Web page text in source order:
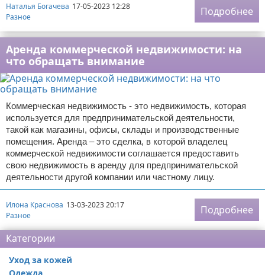
Наталья Богачева 17-05-2023 12:28
Разное
Подробнее
Аренда коммерческой недвижимости: на
что обращать внимание
Коммерческая недвижимость - это недвижимость, которая
используется для предпринимательской деятельности,
такой как магазины, офисы, склады и производственные
помещения. Аренда – это сделка, в которой владелец
коммерческой недвижимости соглашается предоставить
свою недвижимость в аренду для предпринимательской
деятельности другой компании или частному лицу.
Илона Краснова 13-03-2023 20:17
Разное
Подробнее
Категории
Уход за кожей